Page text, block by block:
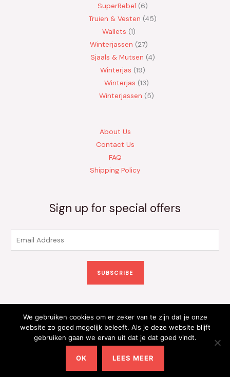
SuperRebel
6
Truien & Vesten 45
Wallets 1
Winterjassen
27
Sjaals & Mutsen 4
Winterjas 19
Winterjas 13
Winterjassen
5
About Us
Contact Us
FAQ
Shipping Policy
Sign up for special offers
m
SUBSCRIBE
Copyright © 2026 Kinderkleding Onlineshop | Powered by
Kinderkleding Onlineshop
We gebruiken cookies om er zeker van te zijn dat je onze
website zo goed mogelijk beleeft. Als je deze website blijft
gebruiken gaan we ervan uit dat je dat goed vindt.
OK LEES MEER